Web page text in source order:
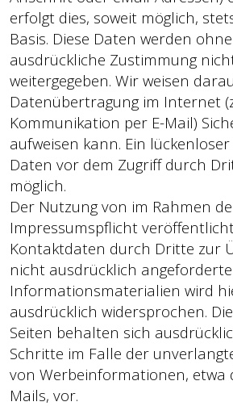
erfolgt dies, soweit möglich,
Basis. Diese Daten werden
ausdrückliche Zustimmung
weitergegeben. Wir weisen
Datenübertragung im Internet
Kommunikation per E-Mail)
aufweisen kann. Ein
Daten vor dem Zugriff durch
möglich.
Der Nutzung von im Rahmen
Impressumspflicht
Kontaktdaten durch Dritte zur
nicht ausdrücklich
Informationsmaterialien wird
ausdrücklich widersprochen.
Seiten behalten sich
Schritte im Falle der
von Werbeinformationen, etwa
Mails, vor.